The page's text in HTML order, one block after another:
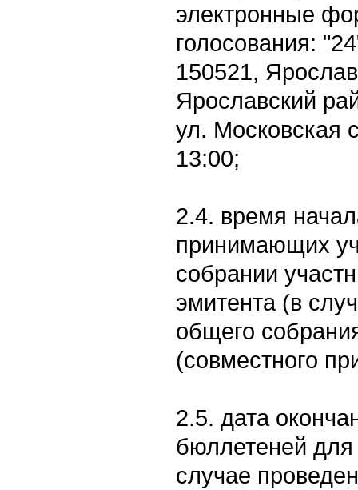
электронные
голосования:
150521,
Ярославский
ул. Московская
13:00;
2.4. время
принимающих
собрании
эмитента (в
общего
(совместного
2.5. дата
бюллетеней для
случае